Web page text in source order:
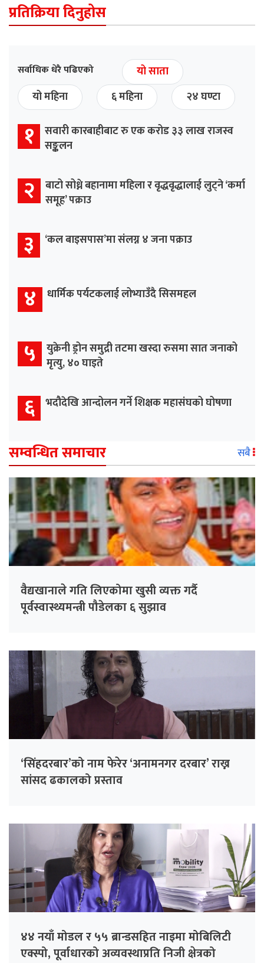
प्रतिक्रिया दिनुहोस
सर्वाधिक धेरै पढिएको
यो साता
यो महिना
६ महिना २४ घण्टा
१ सवारी कारबाहीबाट रु एक करोड ३३ लाख राजस्व
सङ्कलन
२ बाटो सोध्ने बहानामा महिला र वृद्धवृद्धालाई लुट्ने ‘कर्मा
समूह’ पक्राउ
३ ‘कल बाइसपास’मा संलग्न ४ जना पक्राउ
४ धार्मिक पर्यटकलाई लोभ्याउँदै सिसमहल
५ युक्रेनी ड्रोन समुद्री तटमा खस्दा रुसमा सात जनाको
मृत्यु, ४० घाइते
६ भदौदेखि आन्दोलन गर्ने शिक्षक महासंघको घोषणा
सम्वन्धित समाचार सबै
वैद्यखानाले गति लिएकोमा खुसी व्यक्त गर्दै
पूर्वस्वास्थ्यमन्त्री पौडेलका ६ सुझाव
‘सिंहदरबार’को नाम फेरेर ‘अनामनगर दरबार’ राख्न
सांसद ढकालको प्रस्ताव
४४ नयाँ मोडल र ५५ ब्रान्डसहित नाइमा मोबिलिटी
एक्स्पो, पूर्वाधारको अव्यवस्थाप्रति निजी क्षेत्रको